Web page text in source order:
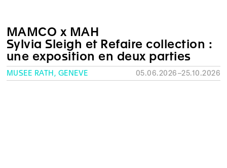
MAMCO x MAH
Sylvia Sleigh et Refaire collection :
une exposition en deux parties
MUSÉE RATH, GENÈVE 05.06.2026–25.10.2026